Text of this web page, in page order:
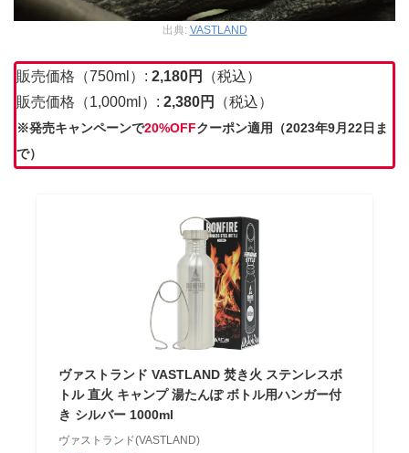
出典: VASTLAND
販売価格（750ml）: 2,180円
（税込）
販売価格（1,000ml）: 2,380円 （税込）
※発売キャンペーンで20%OFFクーポン適用（2023年9月22日ま
で）
ヴァストランド VASTLAND 焚き火 ステンレスボ
トル 直火 キャンプ 湯たんぽ ボトル用ハンガー付
き シルバー 1000ml
ヴァストランド(VASTLAND)